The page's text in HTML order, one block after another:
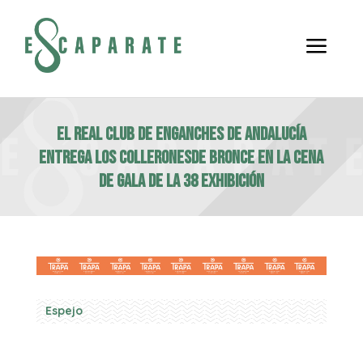
a
EL REAL CLUB DE ENGANCHES DE ANDALUCÍA
ENTREGA LOS COLLERONESDE BRONCE EN LA CENA
DE GALA DE LA 38 EXHIBICIÓN
Espejo